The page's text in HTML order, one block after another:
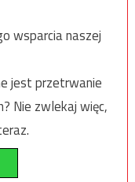
wsparcia naszej
jest przetrwanie
Nie zwlekaj więc,